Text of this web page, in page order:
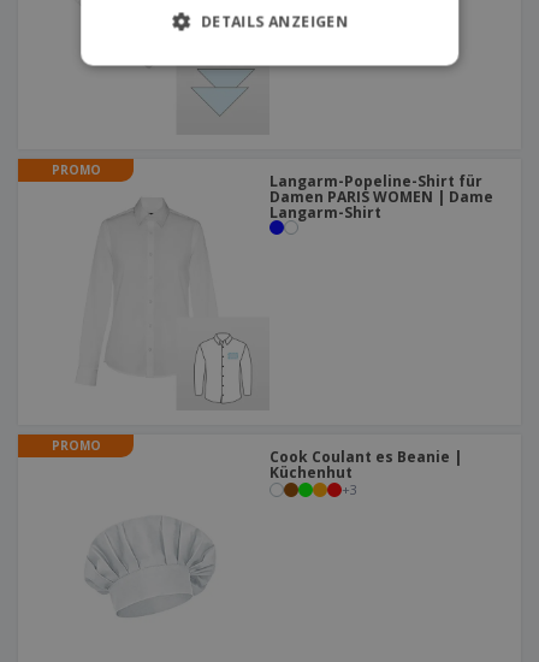
PROMO
Langarm-Popeline-Shirt für
Damen PARIS WOMEN | Dame
Langarm-Shirt
PROMO
Cook Coulant es Beanie |
Küchenhut
+3
DETAILS ANZEIGEN